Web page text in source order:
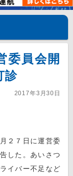
委員会開
診
2017年3月30日
２７日に運営委
した。あいさつ
イバー不足など